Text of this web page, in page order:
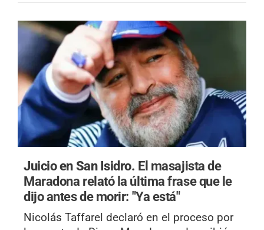
Juicio en San Isidro. El masajista de
Maradona relató la última frase que le
dijo antes de morir: "Ya está"
Nicolás Taffarel declaró en el proceso por